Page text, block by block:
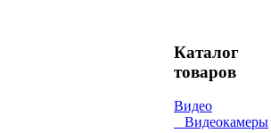
Каталог
товаров
Видео
Видеокамеры